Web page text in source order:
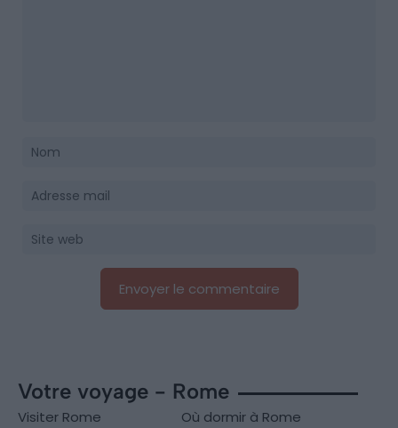
Votre voyage - Rome
Visiter Rome
Où dormir à Rome